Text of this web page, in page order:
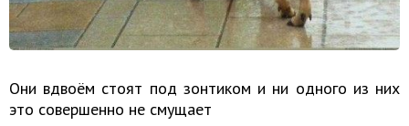
Они вдвоём стоят под зонтиком и ни одного из них
это совершенно не смущает